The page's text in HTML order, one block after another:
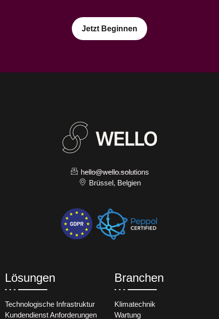
Jetzt Beginnen
hello@wello.solutions
Brüssel, Belgien
Lösungen
Technologische Infrastruktur
Kundendienst Anforderungen
Branchen
Klimatechnik
Wartung